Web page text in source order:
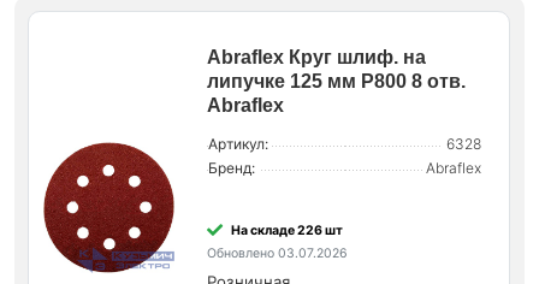
Abraflex Круг шлиф. на
липучке 125 мм P800 8 отв.
Abraflex
Артикул:
6328
Бренд:
Abraflex
На складе 226 шт
Обновлено 03.07.2026